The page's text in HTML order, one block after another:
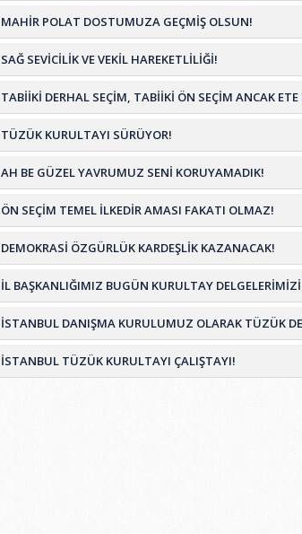
MAHİR POLAT DOSTUMUZA GEÇMİŞ OLSUN!
SAĞ SEVİCİLİK VE VEKİL HAREKETLİLİĞİ!
TABİİKİ DERHAL SEÇİM, TABİİKİ ÖN SEÇİM ANCAK
TÜZÜK KURULTAYI SÜRÜYOR!
AH BE GÜZEL YAVRUMUZ SENİ KORUYAMADIK!
ÖN SEÇİM TEMEL İLKEDİR AMASI FAKATI OLMAZ!
DEMOKRASİ ÖZGÜRLÜK KARDEŞLİK KAZANACAK!
İL BAŞKANLIĞIMIZ BUGÜN KURULTAY
İSTANBUL DANIŞMA KURULUMUZ OLARAK TÜZÜK
İSTANBUL TÜZÜK KURULTAYI ÇALIŞTAYI!